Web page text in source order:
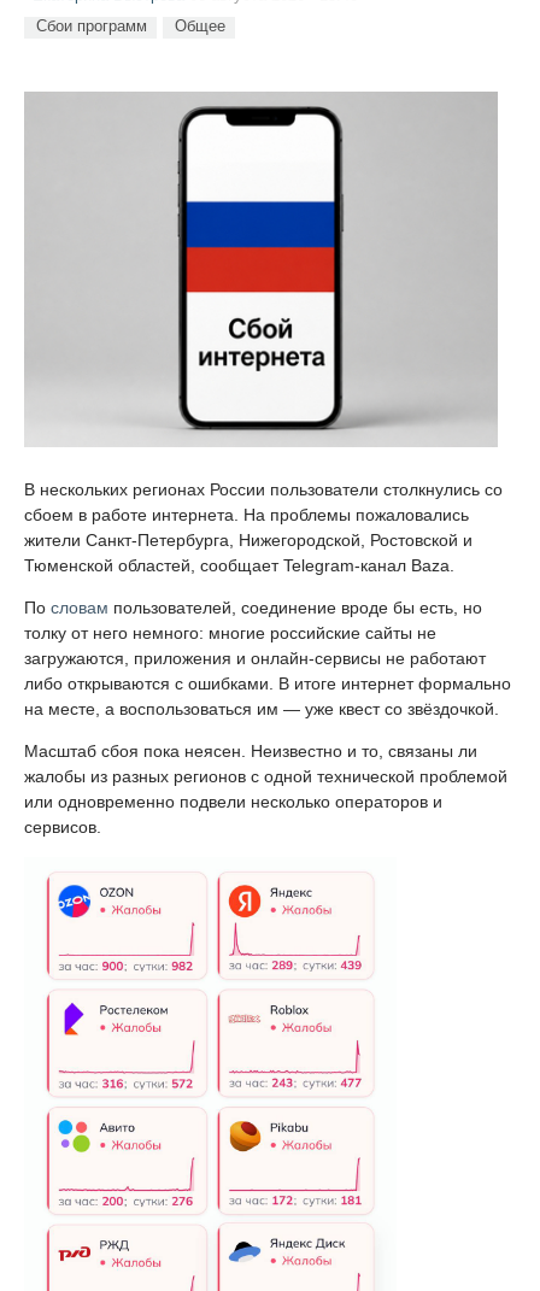
Сбои программ Общее
В нескольких регионах России пользователи столкнулись со
сбоем в работе интернета. На проблемы пожаловались
жители Санкт-Петербурга, Нижегородской, Ростовской и
Тюменской областей, сообщает Telegram-канал Baza.
По словам пользователей, соединение вроде бы есть, но
толку от него немного: многие российские сайты не
загружаются, приложения и онлайн-сервисы не работают
либо открываются с ошибками. В итоге интернет формально
на месте, а воспользоваться им — уже квест со звёздочкой.
Масштаб сбоя пока неясен. Неизвестно и то, связаны ли
жалобы из разных регионов с одной технической проблемой
или одновременно подвели несколько операторов и
сервисов.